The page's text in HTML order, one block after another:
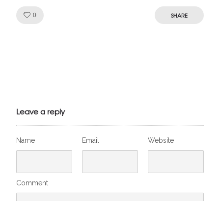
0 SHARE
Leave a reply
Name Email Website
Comment